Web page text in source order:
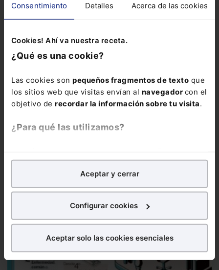
Consentimiento Detalles Acerca de las cookies
Cookies! Ahí va nuestra receta.
¿Qué es una cookie?
Las cookies son pequeños fragmentos de texto que
los sitios web que visitas envían al navegador con el
objetivo de recordar la información sobre tu visita.
¿Para qué las utilizamos?
analíticospara tratar demejorar tu experienciaen
nuestra página web. También con fines publicitarios,
para poder mostrarte publicidad y contenidos de tu
¿Qué puedes hacer?
en la web sea óptima
Aceptar y cerrar
Configurar cookies
Aceptar solo las cookies esenciales
poder acceder a la jubilación anticipada han cambiado. A...